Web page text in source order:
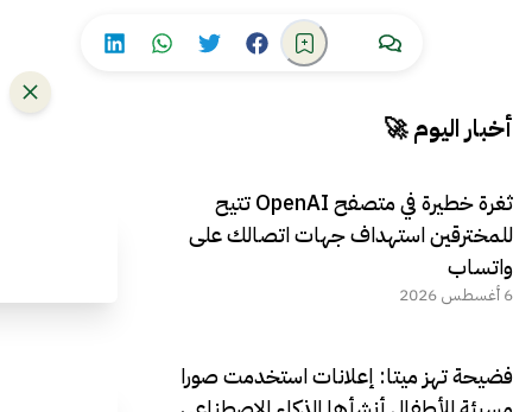
أخبار اليوم 🚀
ثغرة خطيرة في متصفح OpenAI تتيح
للمخترقين استهداف جهات اتصالك على
واتساب
6 أغسطس 2026
فضيحة تهز ميتا: إعلانات استخدمت صورا